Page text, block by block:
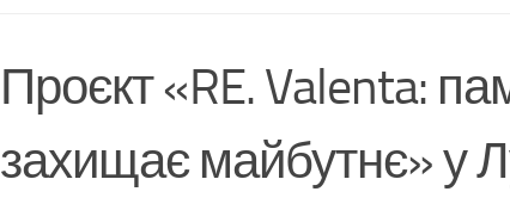
Проєкт «RE. Valenta:
захищає майбутнє» у